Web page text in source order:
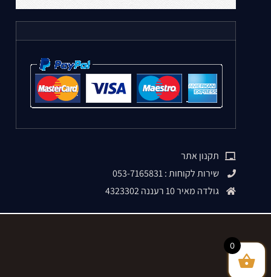
תקנון אתר
שירות לקוחות : 053-7165831
גולדה מאיר 10 רעננה 4323302
0